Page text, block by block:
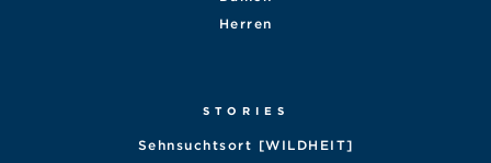
Herren
STORIES
Sehnsuchtsort [WILDHEIT]